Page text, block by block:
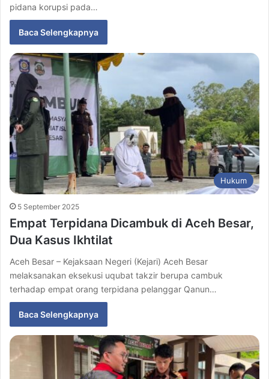
pidana korupsi pada…
Baca Selengkapnya
Hukum
5 September 2025
Empat Terpidana Dicambuk di Aceh Besar,
Dua Kasus Ikhtilat
Aceh Besar – Kejaksaan Negeri (Kejari) Aceh Besar
melaksanakan eksekusi uqubat takzir berupa cambuk
terhadap empat orang terpidana pelanggar Qanun…
Baca Selengkapnya